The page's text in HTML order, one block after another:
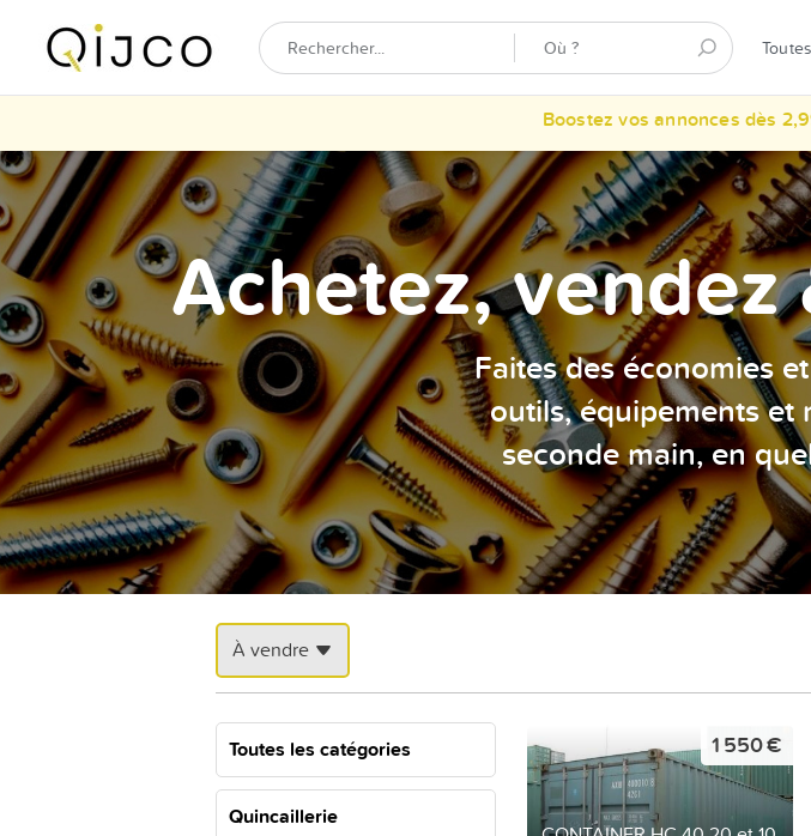
Boostez vos annonces dès
Achetez,
Faites des économies
outils, équipements et
seconde main, en
À vendre
Toutes les catégories
Quincaillerie
1 550 €